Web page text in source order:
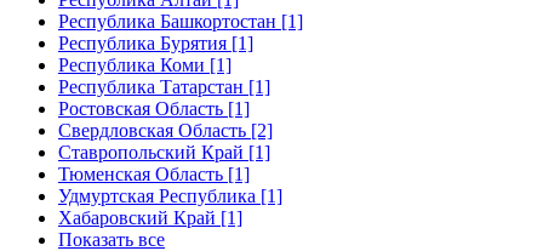
Республика Башкортостан [1]
Республика Бурятия [1]
Республика Коми [1]
Республика Татарстан [1]
Ростовская Область [1]
Свердловская Область [2]
Ставропольский Край [1]
Тюменская Область [1]
Удмуртская Республика [1]
Хабаровский Край [1]
Показать все